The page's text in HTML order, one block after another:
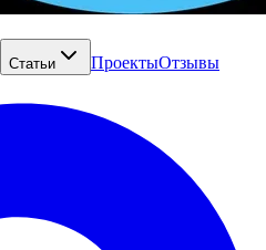
Статьи ПроектыОтзывы